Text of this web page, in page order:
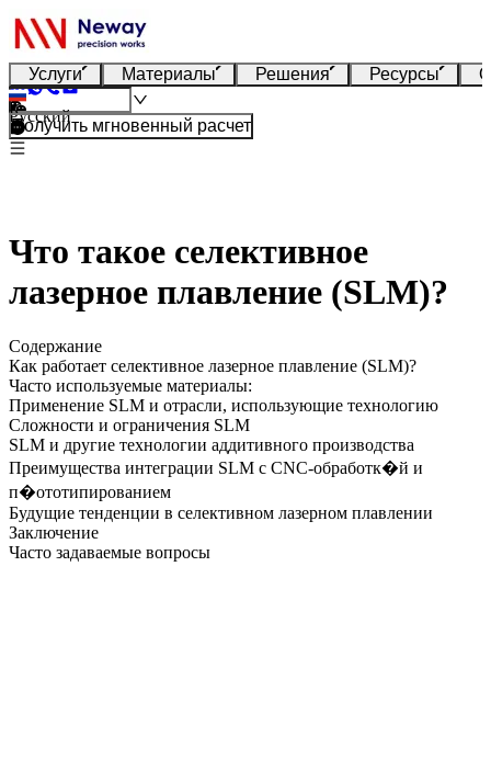
Услуги Материалы Решения Ресурсы
Русский
Получить мгновенный расчет
Что такое селективное
лазерное плавление (SLM)?
Содержание
Как работает селективное лазерное плавление (SLM)?
Часто используемые материалы:
Применение SLM и отрасли, использующие технологию
Сложности и ограничения SLM
SLM и другие технологии аддитивного производства
Преимущества интеграции SLM с CNC-обработк�й и
п�ототипированием
Будущие тенденции в селективном лазерном плавлении
Заключение
Часто задаваемые вопросы